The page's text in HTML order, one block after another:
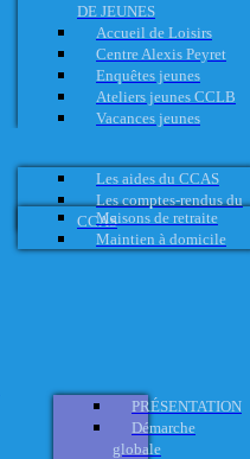
DE JEUNES
Accueil de Loisirs
Centre Alexis Peyret
Enquêtes jeunes
Ateliers jeunes CCLB
Vacances jeunes
Les aides du CCAS
Les comptes-rendus du
CCASMaisons de retraite
Maintien à domicile
PRÉSENTATION
Démarche
globale